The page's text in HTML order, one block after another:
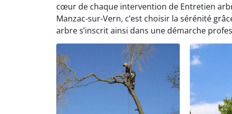
cœur de chaque intervention de Entretien
Manzac-sur-Vern, c’est choisir la sérénité
arbre s’inscrit ainsi dans une démarche